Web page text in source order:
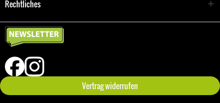
Rechtliches
Vertrag widerrufen